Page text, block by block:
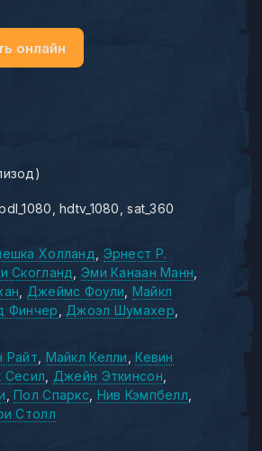
hdtv_1080 sat_360
онлайн
Холланд
Эрнест Р.
Скогланд
Эми Канаан Манн
Джеймс Фоули Майкл
Финчер
Джоэл Шумахер
Райт Майкл Келли
Кевин
Сесил
Джейн Эткинсон
Пол Спаркс Нив Кэмпбелл
Столл